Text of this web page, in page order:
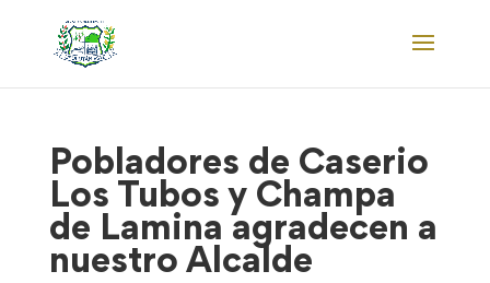
Pobladores de Caserio
Los Tubos y Champa
de Lamina agradecen a
nuestro Alcalde